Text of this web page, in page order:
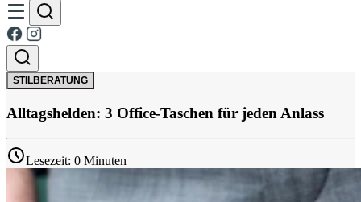
STILBERATUNG
Alltagshelden: 3 Office-Taschen für jeden Anlass
Lesezeit: 0 Minuten